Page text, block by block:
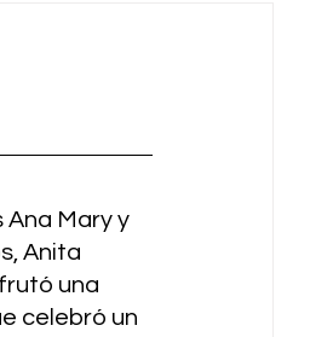
Ana Mary y
Anita
una
celebró un